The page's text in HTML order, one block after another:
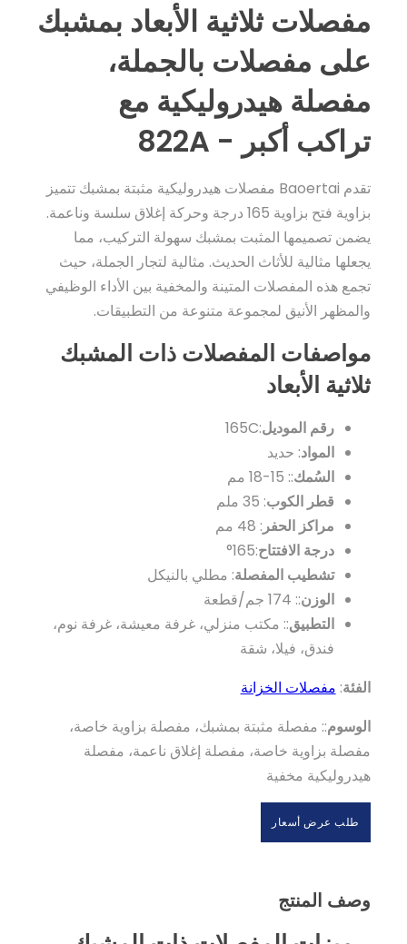
مفصلات ثلاثية الأبعاد بمشبك
على مفصلات بالجملة،
مفصلة هيدروليكية مع
تراكب أكبر - 822A
تقدم Baoertai مفصلات هيدروليكية مثبتة بمشبك تتميز
بزاوية فتح بزاوية 165 درجة وحركة إغلاق سلسة وناعمة.
يضمن تصميمها المثبت بمشبك سهولة التركيب، مما
يجعلها مثالية للأثاث الحديث. مثالية لتجار الجملة، حيث
تجمع هذه المفصلات المتينة والمخفية بين الأداء الوظيفي
والمظهر الأنيق لمجموعة متنوعة من التطبيقات.
مواصفات المفصلات ذات المشبك
ثلاثية الأبعاد
رقم الموديل:165C
المواد: حديد
السُمك:: 15-18 مم
قطر الكوب: 35 ملم
مراكز الحفر: 48 مم
درجة الافتتاح:165°
تشطيب المفصلة: مطلي بالنيكل
الوزن:: 174 جم/قطعة
التطبيق:: مكتب منزلي، غرفة معيشة، غرفة نوم،
فندق، فيلا، شقة
الفئة: مفصلات الخزانة
الوسوم:: مفصلة مثبتة بمشبك، مفصلة بزاوية خاصة،
مفصلة بزاوية خاصة، مفصلة إغلاق ناعمة، مفصلة
هيدروليكية مخفية
طلب عرض أسعار
وصف المنتج